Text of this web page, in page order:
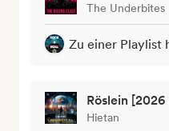
The Underbites
Zu einer Playlist
Röslein
Hietan